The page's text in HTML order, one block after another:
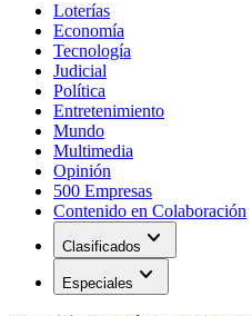
Loterías
Economía
Tecnología
Judicial
Política
Entretenimiento
Mundo
Multimedia
Opinión
500 Empresas
Contenido en Colaboración
Clasificados expand_more
Especiales expand_more